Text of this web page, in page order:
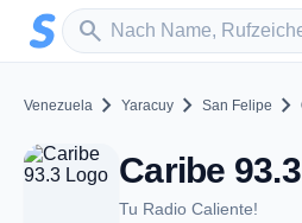
Zum Hauptinhalt springen
search
Sender suchen
Venezuela chevron_right Yaracuy chevron_right San Felipe chevron_right
Tu Radio Caliente!